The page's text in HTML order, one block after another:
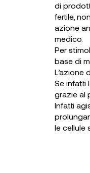
di
fertile,
azione
medico.
Per
base di
L’azione
Se infatti
grazie al
Infatti
le cellule